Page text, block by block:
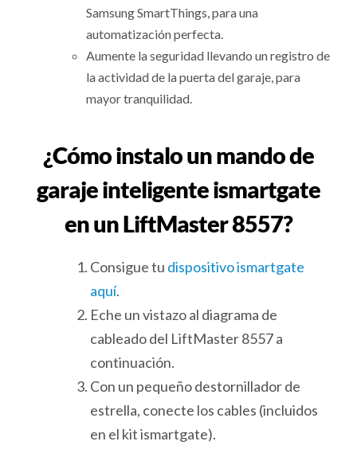
Samsung SmartThings, para una
automatización perfecta.
Aumente la seguridad llevando un registro de
la actividad de la puerta del garaje, para
mayor tranquilidad.
¿Cómo instalo un mando de
garaje inteligente ismartgate
en un LiftMaster 8557?
Consigue tu dispositivo ismartgate
aquí.
Eche un vistazo al diagrama de
cableado del LiftMaster 8557 a
continuación.
Con un pequeño destornillador de
estrella, conecte los cables (incluidos
en el kit ismartgate).